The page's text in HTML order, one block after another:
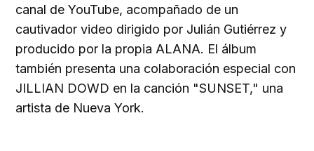
canal de YouTube, acompañado de un
cautivador video dirigido por Julián Gutiérrez y
producido por la propia ALANA. El álbum
también presenta una colaboración especial con
JILLIAN DOWD en la canción "SUNSET," una
artista de Nueva York.